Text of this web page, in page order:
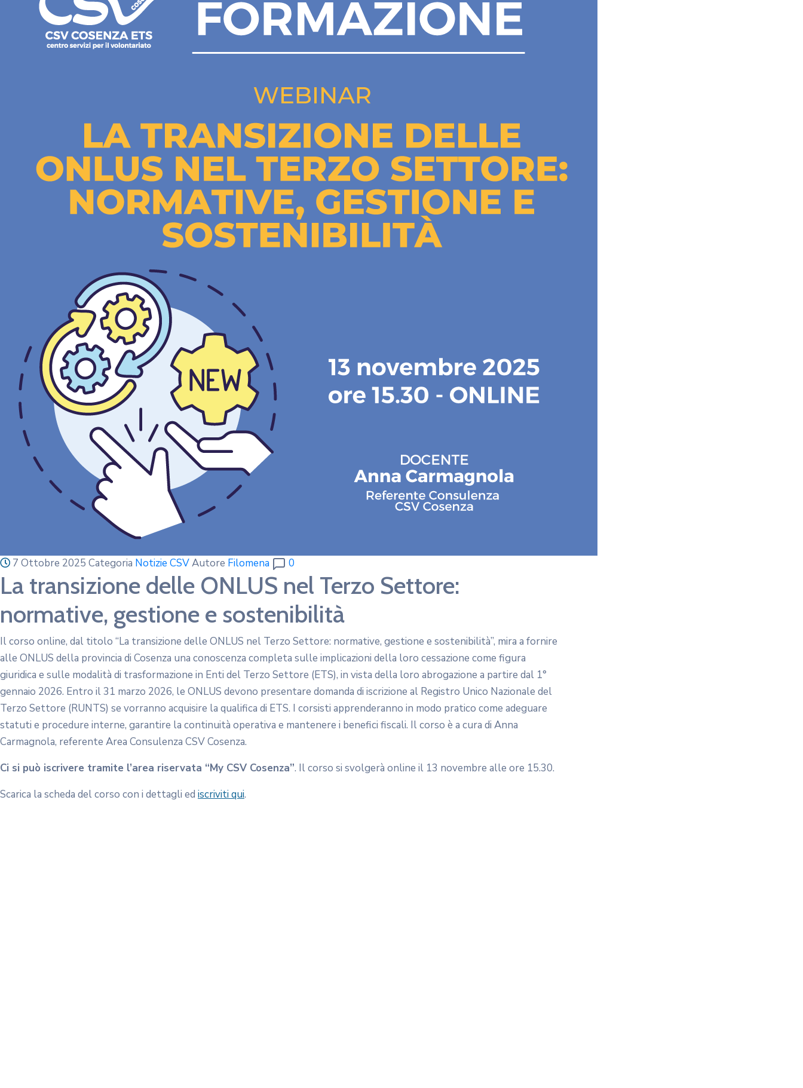
7 Ottobre 2025 Categoria Notizie CSVAutore Filomena 0
La transizione delle ONLUS nel Terzo Settore:
normative, gestione e sostenibilità
Il corso online, dal titolo “La transizione delle ONLUS nel Terzo Settore: normative, gestione e sostenibilità”, mira a fornire
alle ONLUS della provincia di Cosenza una conoscenza completa sulle implicazioni della loro cessazione come figura
giuridica e sulle modalità di trasformazione in Enti del Terzo Settore (ETS), in vista della loro abrogazione a partire dal 1°
gennaio 2026. Entro il 31 marzo 2026, le ONLUS devono presentare domanda di iscrizione al Registro Unico Nazionale del
Terzo Settore (RUNTS) se vorranno acquisire la qualifica di ETS. I corsisti apprenderanno in modo pratico come adeguare
statuti e procedure interne, garantire la continuità operativa e mantenere i benefici fiscali. Il corso è a cura di Anna
Carmagnola, referente Area Consulenza CSV Cosenza.
Ci si può iscrivere tramite l’area riservata “My CSV Cosenza”. Il corso si svolgerà online il 13 novembre alle ore 15.30.
Scarica la scheda del corso con i dettagli ed iscriviti qui.